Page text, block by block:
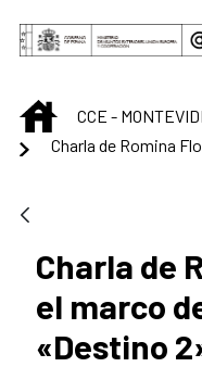
Saut au contenu
INICIO
CCE -
Charla de
el marco
«Destino